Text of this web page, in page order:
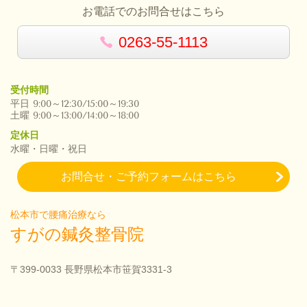
お電話でのお問合せはこちら
0263-55-1113
受付時間
平日 9:00～12:30/15:00～19:30
土曜 9:00～13:00/14:00～18:00
定休日
水曜・日曜・祝日
お問合せ・ご予約フォームはこちら
松本市で腰痛治療なら
すがの鍼灸整骨院
〒399-0033 長野県松本市笹賀3331-3